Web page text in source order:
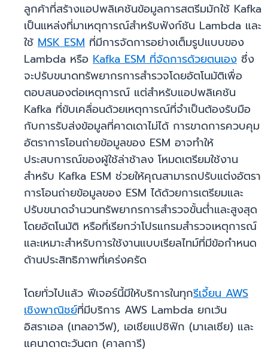
ลูกค้าที่สร้างแอปพลิเคชันข้อมูลการสตรีมมักใช้ Kafka
เป็นแหล่งที่มาเหตุการณ์สำหรับฟังก์ชัน Lambda และ
ใช้ MSK ESM ที่มีการจัดการอย่างเต็มรูปแบบของ
Lambda หรือ Kafka ESM ที่จัดการด้วยตนเอง ซึ่ง
จะปรับขนาดทรัพยากรการสำรวจโดยอัตโนมัติเพื่อ
ตอบสนองต่อเหตุการณ์ แต่สำหรับแอปพลิเคชัน
Kafka ที่ขับเคลื่อนด้วยเหตุการณ์ที่จำเป็นต้องรับมือ
กับการรับส่งข้อมูลที่คาดเดาไม่ได้ การขาดการควบคุม
อัตราการโอนถ่ายข้อมูลของ ESM อาจทำให้
ประสบการณ์ของผู้ใช้ล่าช้าลง โหมดเตรียมใช้งาน
สำหรับ Kafka ESM ช่วยให้คุณสามารถปรับแต่งอัตรา
การโอนถ่ายข้อมูลของ ESM ได้ด้วยการเตรียมและ
ปรับขนาดจำนวนทรัพยากรการสำรวจขั้นต่ำและสูงสุด
โดยอัตโนมัติ หรือที่เรียกว่าโปรแกรมสำรวจเหตุการณ์
และเหมาะสำหรับการใช้งานแบบเรียลไทม์ที่มีข้อกำหนด
ด้านประสิทธิภาพที่เคร่งครัด
โดยทั่วไปแล้ว ฟีเจอร์นี้มีให้บริการในทุกรีเจี้ยน AWS
เชิงพาณิชย์ที่มีบริการ AWS Lambda ยกเว้น
อิสราเอล (เทลอาวีฟ), เอเชียแปซิฟิก (มาเลเซีย) และ
แคนาดาตะวันตก (คาลการี)